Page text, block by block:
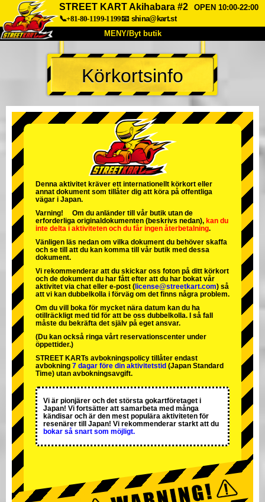
STREET KART Akihabara #2
OPEN 10:00-22:00
📞+81-80-1199-1199📧 shina@kart.st
MENY/Byt butik
HEM
Om oss Specifikationer Pris
Företag Boka
Byt butik
Tokyo Shinagawa
Tokyo Akihabara#2
Tokyo Shibuya Annex Tokyo Bay
Tokyo Asakusa Osaka
Okinawa
Körkortsinfo
Denna aktivitet kräver ett internationellt körkort eller
annat dokument som tillåter dig att köra på offentliga
vägar i Japan.
Varning! Om du anländer till vår butik utan de
erforderliga originaldokumenten (beskrivs nedan), kan du
inte delta i aktiviteten och du får ingen återbetalning.
Vänligen läs nedan om vilka dokument du behöver skaffa
och se till att du kan komma till vår butik med dessa
dokument.
Vi rekommenderar att du skickar oss foton på ditt körkort
och de dokument du har fått efter att du har bokat vår
aktivitet via chat eller e-post ( license@streetkart.com) så
att vi kan dubbelkolla i förväg om det finns några problem.
Om du vill boka för mycket nära datum kan du ha
otillräckligt med tid för att be oss dubbelkolla. I så fall
måste du bekräfta det själv på eget ansvar.
(Du kan också ringa vårt reservationscenter under
öppettider.)
STREET KARTs avbokningspolicy tillåter endast
avbokning 7 dagar före din aktivitetstid (Japan Standard
Time) utan avbokningsavgift.
Vi är pionjärer och det största gokartföretaget i
Japan! Vi fortsätter att samarbeta med många
kändisar och är den mest populära aktiviteten för
resenärer till Japan! Vi rekommenderar starkt att du
bokar så snart som möjligt.